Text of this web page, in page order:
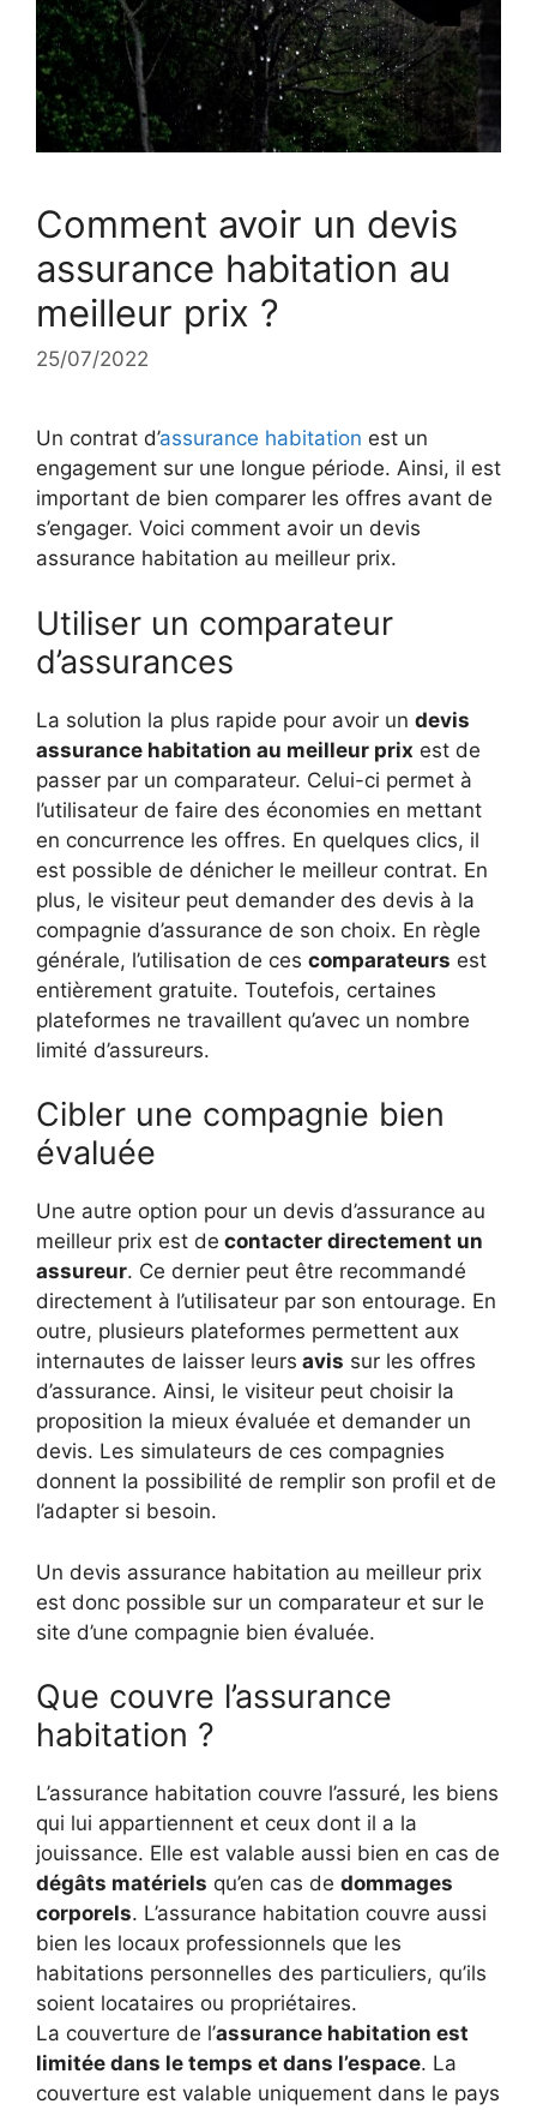
Comment avoir un devis
assurance habitation au
meilleur prix ?
25/07/2022
Un contrat d’assurance habitation est un
engagement sur une longue période. Ainsi, il est
important de bien comparer les offres avant de
s’engager. Voici comment avoir un devis
assurance habitation au meilleur prix.
Utiliser un comparateur
d’assurances
La solution la plus rapide pour avoir un devis
assurance habitation au meilleur prix est de
passer par un comparateur. Celui-ci permet à
l’utilisateur de faire des économies en mettant
en concurrence les offres. En quelques clics, il
est possible de dénicher le meilleur contrat. En
plus, le visiteur peut demander des devis à la
compagnie d’assurance de son choix. En règle
générale, l’utilisation de ces comparateurs est
entièrement gratuite. Toutefois, certaines
plateformes ne travaillent qu’avec un nombre
limité d’assureurs.
Cibler une compagnie bien
évaluée
Une autre option pour un devis d’assurance au
meilleur prix est de contacter directement un
assureur. Ce dernier peut être recommandé
directement à l’utilisateur par son entourage. En
outre, plusieurs plateformes permettent aux
internautes de laisser leurs avis sur les offres
d’assurance. Ainsi, le visiteur peut choisir la
proposition la mieux évaluée et demander un
devis. Les simulateurs de ces compagnies
donnent la possibilité de remplir son profil et de
l’adapter si besoin.
Un devis assurance habitation au meilleur prix
est donc possible sur un comparateur et sur le
site d’une compagnie bien évaluée.
Que couvre l’assurance
habitation ?
L’assurance habitation couvre l’assuré, les biens
qui lui appartiennent et ceux dont il a la
jouissance. Elle est valable aussi bien en cas de
dégâts matériels qu’en cas de dommages
corporels. L’assurance habitation couvre aussi
bien les locaux professionnels que les
habitations personnelles des particuliers, qu’ils
soient locataires ou propriétaires.
La couverture de l’assurance habitation est
limitée dans le temps et dans l’espace. La
couverture est valable uniquement dans le pays